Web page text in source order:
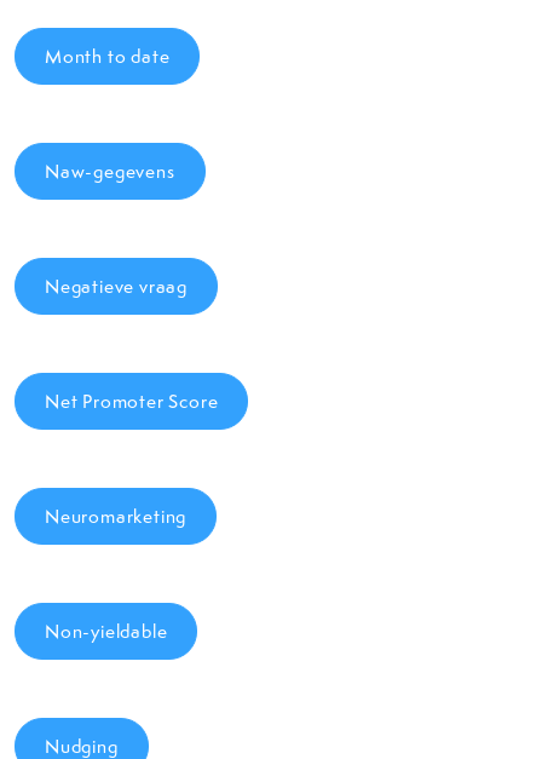
Month to date
Naw-gegevens
Negatieve vraag
Net Promoter Score
Neuromarketing
Non-yieldable
Nudging